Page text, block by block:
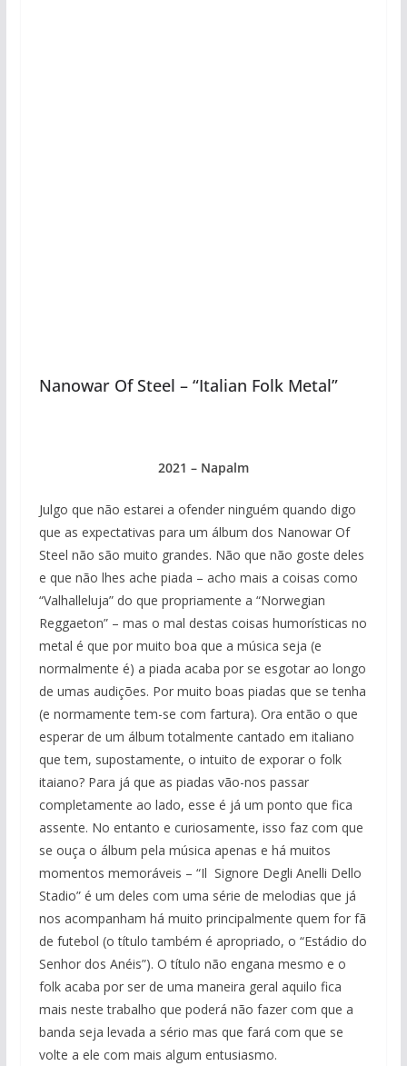
Nanowar Of Steel – “Italian Folk Metal”
2021 – Napalm
Julgo que não estarei a ofender ninguém quando digo
que as expectativas para um álbum dos Nanowar Of
Steel não são muito grandes. Não que não goste deles
e que não lhes ache piada – acho mais a coisas como
“Valhalleluja” do que propriamente a “Norwegian
Reggaeton” – mas o mal destas coisas humorísticas no
metal é que por muito boa que a música seja (e
normalmente é) a piada acaba por se esgotar ao longo
de umas audições. Por muito boas piadas que se tenha
(e normamente tem-se com fartura). Ora então o que
esperar de um álbum totalmente cantado em italiano
que tem, supostamente, o intuito de exporar o folk
itaiano? Para já que as piadas vão-nos passar
completamente ao lado, esse é já um ponto que fica
assente. No entanto e curiosamente, isso faz com que
se ouça o álbum pela música apenas e há muitos
momentos memoráveis – “Il Signore Degli Anelli Dello
Stadio” é um deles com uma série de melodias que já
nos acompanham há muito principalmente quem for fã
de futebol (o título também é apropriado, o “Estádio do
Senhor dos Anéis”). O título não engana mesmo e o
folk acaba por ser de uma maneira geral aquilo fica
mais neste trabalho que poderá não fazer com que a
banda seja levada a sério mas que fará com que se
volte a ele com mais algum entusiasmo.